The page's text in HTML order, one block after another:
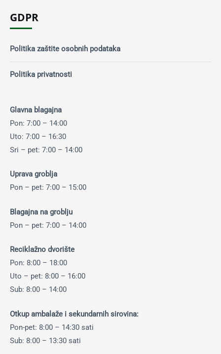
GDPR
Politika zaštite osobnih podataka
Politika privatnosti
Glavna blagajna
Pon: 7:00 – 14:00
Uto: 7:00 – 16:30
Sri – pet: 7:00 – 14:00
Uprava groblja
Pon – pet: 7:00 – 15:00
Blagajna na groblju
Pon – pet: 7:00 – 14:00
Reciklažno dvorište
Pon: 8:00 – 18:00
Uto – pet: 8:00 – 16:00
Sub: 8:00 – 14:00
Otkup ambalaže i sekundarnih sirovina:
Pon-pet: 8:00 – 14:30 sati
Sub: 8:00 – 13:30 sati